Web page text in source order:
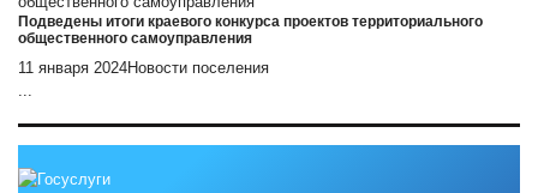
Подведены итоги краевого конкурса проектов территориального
общественного самоуправления
11 января 2024Новости поселения